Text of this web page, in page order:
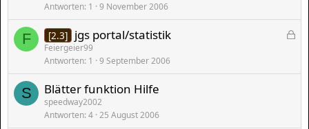
p
e
Antworten 1 9 November 2006
F
G
p
[2.3] jgs portal/statistik
Feiergeier99
Antworten 1 9 September 2006
S Blätter funktion Hilfe
speedway2002
Antworten 4 25 August 2006